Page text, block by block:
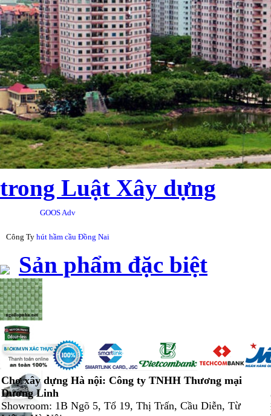
trong Luật Xây dựng
GOOS Adv
Công Ty hút hầm cầu Đồng Nai
Sản phẩm đặc biệt
Chợ xây dựng Hà nội: Công ty TNHH Thương mại
Dương Linh
Showroom: 1B Ngõ 5, Tổ 19, Thị Trấn, Cầu Diễn, Từ